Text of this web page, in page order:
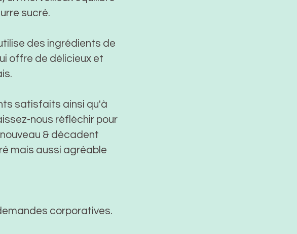
sucré.
des ingrédients de
offre de délicieux et
satisfaits ainsi qu'à
nous réfléchir pour
& décadent
mais aussi agréable
corporatives.